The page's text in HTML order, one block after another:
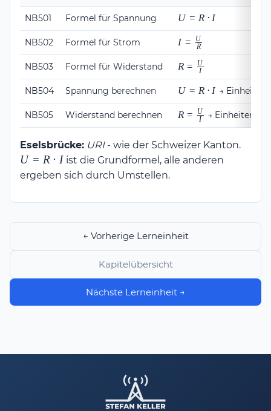
NB501 Formel für Spannung
U =
R
\cdot
I
U = R ⋅ I
NB502 Formel für Strom
I =
\frac{U}
{R}
I = R
U
NB503 Formel für Widerstand
R =
\frac{U}
{I}
R = I
U
NB504 Spannung berechnen
U =
R
\cdot
I
U = R ⋅ I → Einheiten
NB505 Widerstand berechnen
R =
\frac{U}
{I}
R = I
U → Einheiten
Eselsbrücke: URI- wie der Schweizer Kanton.
U = R ⋅ I ist die Grundformel, alle anderen
ergeben sich durch Umstellen.
← Vorherige Lerneinheit
Kapitelübersicht
Nächste Lerneinheit →